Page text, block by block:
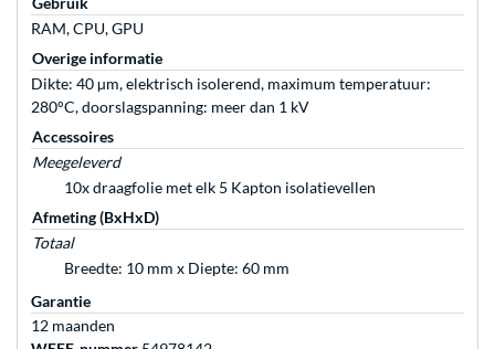
RAM, CPU, GPU
Overige informatie
Dikte: 40 µm, elektrisch isolerend, maximum temperatuur:
280°C, doorslagspanning: meer dan 1 kV
Accessoires
Meegeleverd
10x draagfolie met elk 5 Kapton isolatievellen
Afmeting (BxHxD)
Totaal
Breedte: 10 mm x Diepte: 60 mm
Garantie
12 maanden